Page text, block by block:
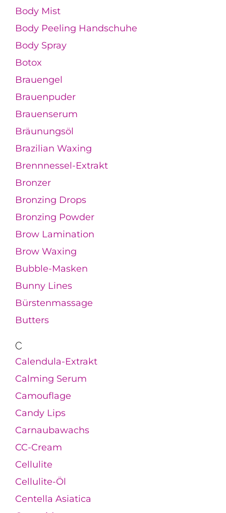
Body Mist
Body Peeling Handschuhe
Body Spray
Botox
Brauengel
Brauenpuder
Brauenserum
Bräunungsöl
Brazilian Waxing
Brennnessel-Extrakt
Bronzer
Bronzing Drops
Bronzing Powder
Brow Lamination
Brow Waxing
Bubble-Masken
Bunny Lines
Bürstenmassage
Butters
C
Calendula-Extrakt
Calming Serum
Camouflage
Candy Lips
Carnaubawachs
CC-Cream
Cellulite
Cellulite-Öl
Centella Asiatica